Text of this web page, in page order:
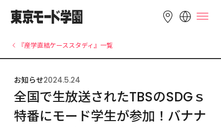
English 简体中文 繁體中文
한국어 Tiếng Việt
Indonesia
『産学直結ケーススタディ』一覧
お知らせ2024.5.24
全国で生放送されたTBSのSDGｓ
特番にモード学生が参加！バナナ